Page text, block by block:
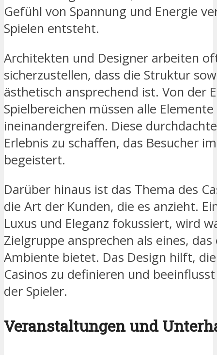
Gefühl von Spannung und Energie
Spielen entsteht.
Architekten und Designer arbeiten
sicherzustellen, dass die Struktur
ästhetisch ansprechend ist. Von der
Spielbereichen müssen alle
ineinandergreifen. Diese
Erlebnis zu schaffen, das Besucher
begeistert.
Darüber hinaus ist das Thema des
die Art der Kunden, die es anzieht.
Luxus und Eleganz fokussiert, wird
Zielgruppe ansprechen als eines,
Ambiente bietet. Das Design hilft,
Casinos zu definieren und
der Spieler.
Veranstaltungen und